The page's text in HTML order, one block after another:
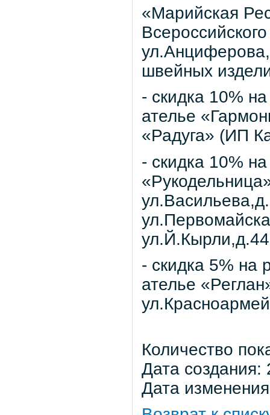
«Марийская
швейных
- скидка 10%
ателье
«Радуга» (ИП
- скидка 10%
- скидка 5% на
ателье
Количество
Дата создания:
Дата